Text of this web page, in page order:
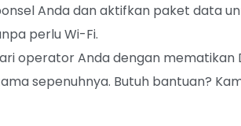
Anda dan aktifkan paket data
perlu Wi-Fi.
operator Anda dengan mematikan
sepenuhnya. Butuh bantuan?